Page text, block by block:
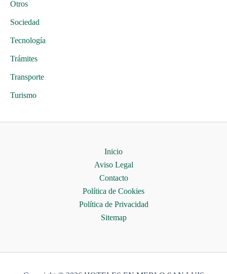
Otros
Sociedad
Tecnología
Trámites
Transporte
Turismo
Inicio
Aviso Legal
Contacto
Política de Cookies
Política de Privacidad
Sitemap